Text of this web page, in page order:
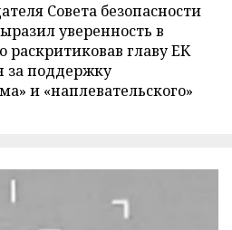
Совета безопасности
уверенность в
раскритиковав главу ЕК
за поддержку
и «наплевательского»